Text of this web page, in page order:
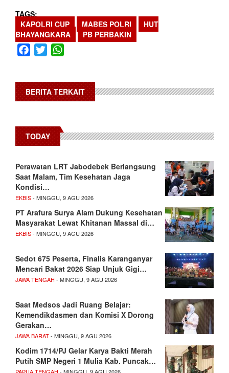
TAGS
KAPOLRI CUP
MABES POLRI
HUT
BHAYANGKARA
PB PERBAKIN
Facebook
Twitter
BERITA TERKAIT
TODAY
Perawatan LRT Jabodebek Berlangsung
Saat Malam, Tim Kesehatan Jaga
Kondisi…
EKBIS- MINGGU, 9 AGU 2026
PT Arafura Surya Alam Dukung Kesehatan
Masyarakat Lewat Khitanan Massal di…
EKBIS- MINGGU, 9 AGU 2026
Sedot 675 Peserta, Finalis Karanganyar
Mencari Bakat 2026 Siap Unjuk Gigi…
JAWA TENGAH - MINGGU, 9 AGU 2026
Saat Medsos Jadi Ruang Belajar:
Kemendikdasmen dan Komisi X Dorong
Gerakan…
JAWA BARAT- MINGGU, 9 AGU 2026
Kodim 1714/PJ Gelar Karya Bakti Merah
Putih SMP Negeri 1 Mulia Kab. Puncak…